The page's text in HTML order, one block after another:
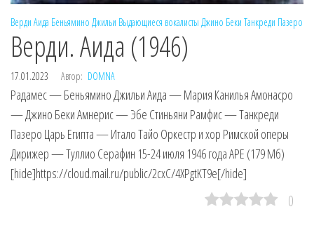
Верди Аида Беньямино Джильи Выдающиеся вокалисты Джино Беки Танкреди Пазеро
Верди. Аида (1946)
17.01.2023 Автор: DOMNA
Радамес — Беньямино Джильи Аида — Мария Канилья Амонасро
— Джино Беки Амнерис — Эбе Стиньяни Рамфис — Танкреди
Пазеро Царь Египта — Итало Тайо Оркестр и хор Римской оперы
Дирижер — Туллио Серафин 15-24 июля 1946 года APE (179 Мб)
[hide]https://cloud.mail.ru/public/2cxC/4XPgtKT9e[/hide]
0